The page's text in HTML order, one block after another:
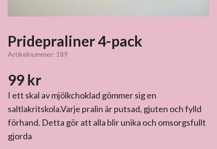
Pridepraliner 4-pack
Artikelnummer: 189
99 kr
I ett skal av mjölkchoklad gömmer sig en
saltlakritskola.Varje pralin är putsad, gjuten och fylld
förhand. Detta gör att alla blir unika och omsorgsfullt
gjorda